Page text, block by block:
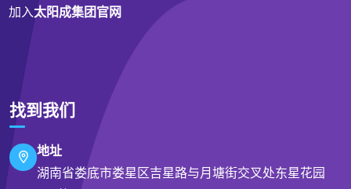
加入太阳成集团官网
找到我们
地址
湖南省娄底市娄星区吉星路与月塘街交叉处东星花园